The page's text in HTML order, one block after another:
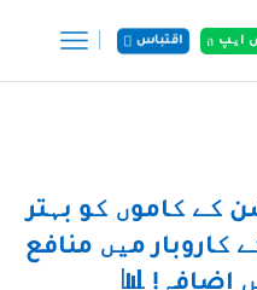
ایپ اقتباس
کے کاموں کو بہتر
کاروبار میں منافع